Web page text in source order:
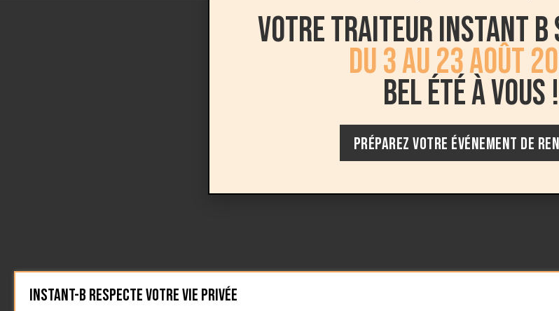
Instant-B respecte votre vie privée
Votre traiteur Instant B
du 3 au 23 août
Bel été à vous !
PRÉPAREZ VOTRE ÉVÉNEMENT DE